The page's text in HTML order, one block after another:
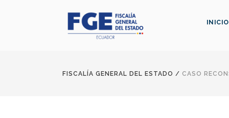
INICIO
FISCALÍA GENERAL DEL ESTADO / CASO